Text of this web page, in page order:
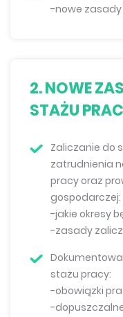
-nowe zasady
2. NOWE
STAŻU
Zaliczanie do
zatrudnienia
pracy oraz
gospodarczej:
-jakie okresy
-zasady
stażu pracy:
-obowiązki
-